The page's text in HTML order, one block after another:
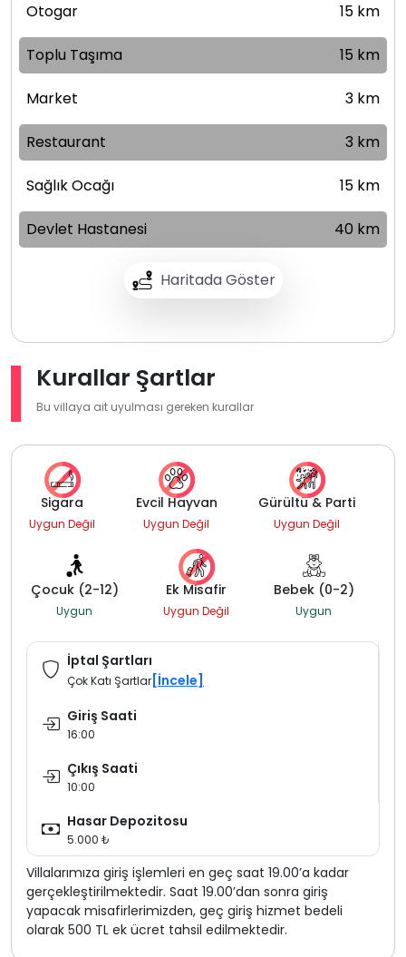
Haritada Göster
Otogar 15 km
Toplu Taşıma 15 km
Market 3 km
Restaurant 3 km
Sağlık Ocağı 15 km
Devlet Hastanesi 40 km
Kurallar Şartlar
Bu villaya ait uyulması gereken kurallar
Sigara
Uygun Değil
Evcil Hayvan
Uygun Değil
Gürültü & Parti
Uygun Değil
Çocuk (2-12)
Uygun
Ek Misafir
Uygun Değil
Bebek (0-2)
Uygun
İptal Şartları
Çok Katı Şartlar [İncele]
Giriş Saati
16:00
Çıkış Saati
10:00
Hasar Depozitosu
5.000 ₺
Villalarımıza giriş işlemleri en geç saat 19.00’a kadar
gerçekleştirilmektedir. Saat 19.00’dan sonra giriş
yapacak misafirlerimizden, geç giriş hizmet bedeli
olarak 500 TL ek ücret tahsil edilmektedir.